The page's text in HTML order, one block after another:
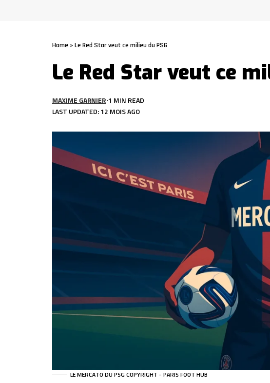
Home » Le Red Star veut ce milieu du PSG
Le Red Star veut ce
LAST UPDATED: 12 MOIS AGO
MAXIME GARNIER 1 MIN READ
LE MERCATO DU PSG COPYRIGHT - PARIS FOOT HUB